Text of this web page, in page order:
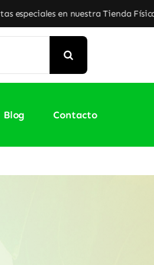
Tienda Física ★ Del
Blog Contacto